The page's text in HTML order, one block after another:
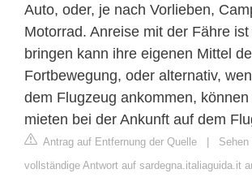
Auto, oder, je nach Vorlieben,
Motorrad. Anreise mit der Fähre
bringen kann ihre eigenen Mittel
Fortbewegung, oder alternativ,
dem Flugzeug ankommen,
mieten bei der Ankunft auf dem
Antrag auf Entfernung der Quelle |
vollständige Antwort auf sardegna.italiaguida.it